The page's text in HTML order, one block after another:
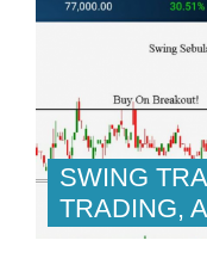
SWING
TRADING,